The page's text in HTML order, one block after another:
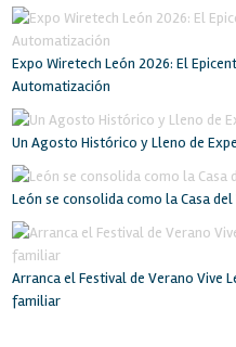
Expo Wiretech León 2026: El
Automatización
Un Agosto Histórico y Lleno de
León se consolida como la Casa
Arranca el Festival de Verano Vive
familiar